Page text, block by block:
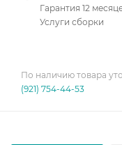
Гарантия 12
Услуги сборки
По наличию товара
(921) 754-44-53